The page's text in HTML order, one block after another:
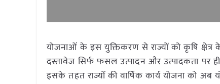
योजनाओं के इस युक्तिकरण से राज्यों को कृषि
दस्तावेज सिर्फ फसल उत्पादन और उत्पादकता पर
इसके तहत राज्यों की वार्षिक कार्य योजना को